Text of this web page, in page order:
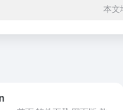
本文